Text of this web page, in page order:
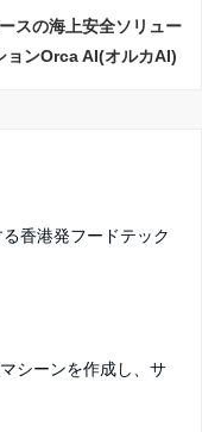
スの海上安全ソリュー
ョンOrca AI(オルカAI)
香港発フードテック
シーンを作成し、サ